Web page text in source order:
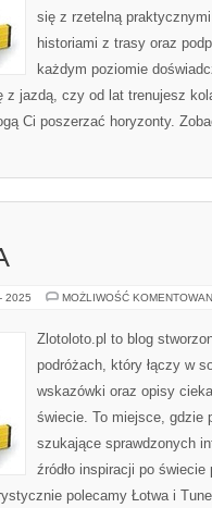
się z rzetelną
historiami z trasy oraz
każdym poziomie
z jazdą, czy od lat trenujesz
Ci poszerzać horyzonty.
2025 MOŻLIWOŚĆ
Zlotoloto.pl to blog
podróżach, który łączy w
wskazówki oraz opisy
świecie. To miejsce, gdzie
szukające sprawdzonych
źródło inspiracji po
polecamy Łotwa i